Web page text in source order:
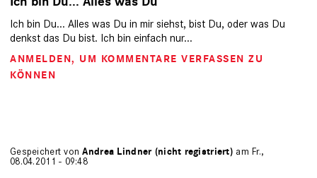
Ich bin Du... Alles was Du in mir siehst, bist Du, oder was Du
denkst das Du bist. Ich bin einfach nur...
ANMELDEN, UM KOMMENTARE VERFASSEN ZU
KÖNNEN
Gespeichert vonAndrea Lindner (nicht registriert) am Fr.,
08.04.2011 - 09:48